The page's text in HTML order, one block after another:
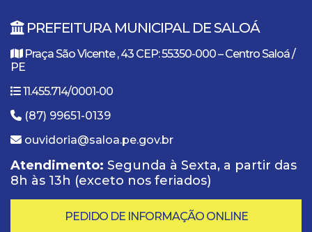
PREFEITURA MUNICIPAL DE SALOÁ
Praça São Vicente , 43 CEP: 55350-000 – Centro Saloá /
PE
11.455.714/0001-00
(87) 99651-0139
ouvidoria@saloa.pe.gov.br
Atendimento: Segunda à Sexta, a partir das
8h às 13h (exceto nos feriados)
PEDIDO DE INFORMAÇÃO ONLINE